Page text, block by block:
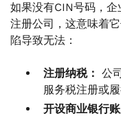
如果没有CIN号码，
注册公司，这意味着
陷导致无法：
注册纳税： 公
服务税注册或
开设商业银行账